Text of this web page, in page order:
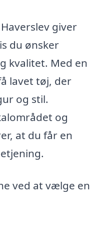
giver
du ønsker
kvalitet. Med en
lavet tøj, der
og stil.
og
at du får en
ved at vælge en